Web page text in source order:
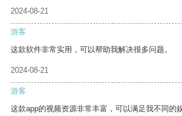
2024-08-21
游客
这款软件非常实用，可以帮助我解决很多问题。
2024-08-21
游客
这款app的视频资源非常丰富，可以满足我不同的